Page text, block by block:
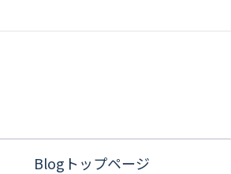
Blogトップページ